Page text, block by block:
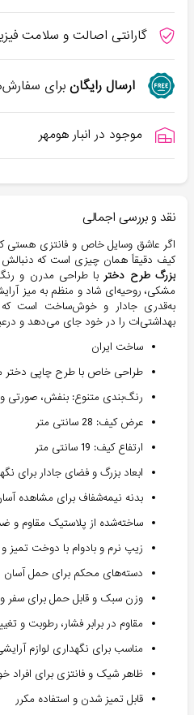
گارانتی اصالت و سلامت
ارسال رایگانبرای
موجود در انبار هومهر
نقد و بررسی اجمالی
اگر عاشق وسایل خاص و فانتزی هستی
کیف دقیقاً همان چیزی است که
بزرگ طرح دختر با طراحی مدرن و
مشکی، روحیه‌ای شاد و منظم به میز
به‌قدری جادار و خوش‌ساخت است که
بهداشتی‌ات را در خود جای می‌دهد و
ساخت ایران
طراحی خاص با طرح چاپی دختر
رنگ‌بندی متنوع: بنفش، صورتی
عرض کیف: 28 سانتی متر
ارتفاع کیف: 19 سانتی متر
ابعاد بزرگ و فضای جادار برای
بدنه نیمه‌شفاف برای مشاهده
ساخته‌شده از پلاستیک مقاوم و
زیپ نرم و بادوام با دوخت تمیز
دسته‌های محکم برای حمل آسان
وزن سبک و قابل حمل برای سفر و
مقاوم در برابر فشار، رطوبت و
مناسب برای نگهداری لوازم
ظاهر شیک و فانتزی برای افراد
قابل تمیز شدن و استفاده مکرر